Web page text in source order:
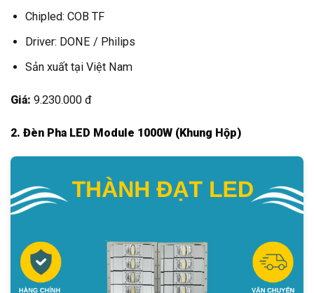
Chipled: COB TF
Driver: DONE / Philips
Sản xuất tại Việt Nam
Giá: 9.230.000 đ
2. Đèn Pha LED Module 1000W (Khung Hộp)